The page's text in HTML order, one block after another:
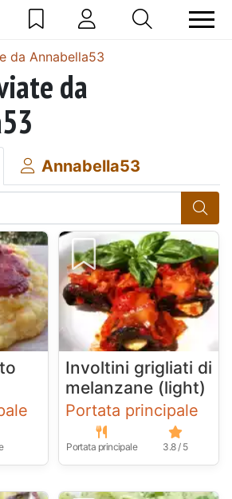
da Annabella53
da
Annabella53
Involtini grigliati di
melanzane (light)
Portata principale
Portata principale 3.8 / 5